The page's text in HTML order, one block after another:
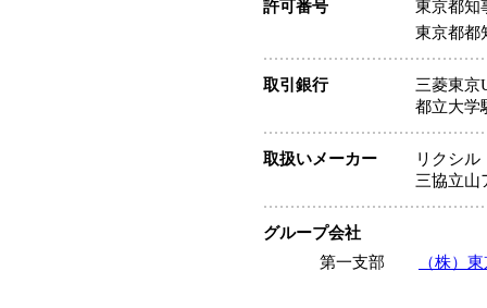
許可番号
東京都知
東京都都
取引銀行
三菱東
都立大
取扱いメーカー
リクシ
三協立山
グループ会社
第一支部
（株）